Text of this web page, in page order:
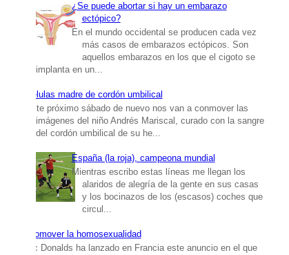
¿Se puede abortar si hay un embarazo
ectópico?
En el mundo occidental se producen cada vez
más casos de embarazos ectópicos. Son
aquellos embarazos en los que el cigoto se
implanta en un...
Células madre de cordón umbilical
Este próximo sábado de nuevo nos van a conmover las
imágenes del niño Andrés Mariscal, curado con la sangre
del cordón umbilical de su he...
España (la roja), campeona mundial
Mientras escribo estas líneas me llegan los
alaridos de alegría de la gente en sus casas
y los bocinazos de los (escasos) coches que
circul...
Promover la homosexualidad
Mc Donalds ha lanzado en Francia este anuncio en el que